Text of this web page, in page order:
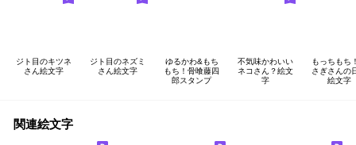
ジト目のキツネ
さん絵文字
ジト目のネズミ
さん絵文字
ゆるかわ&もち
もち！骨喰藤四
郎スタンプ
不気味かわいい
ネコさん？絵文
字
もっちもち
さぎさんの
絵文字
関連絵文字